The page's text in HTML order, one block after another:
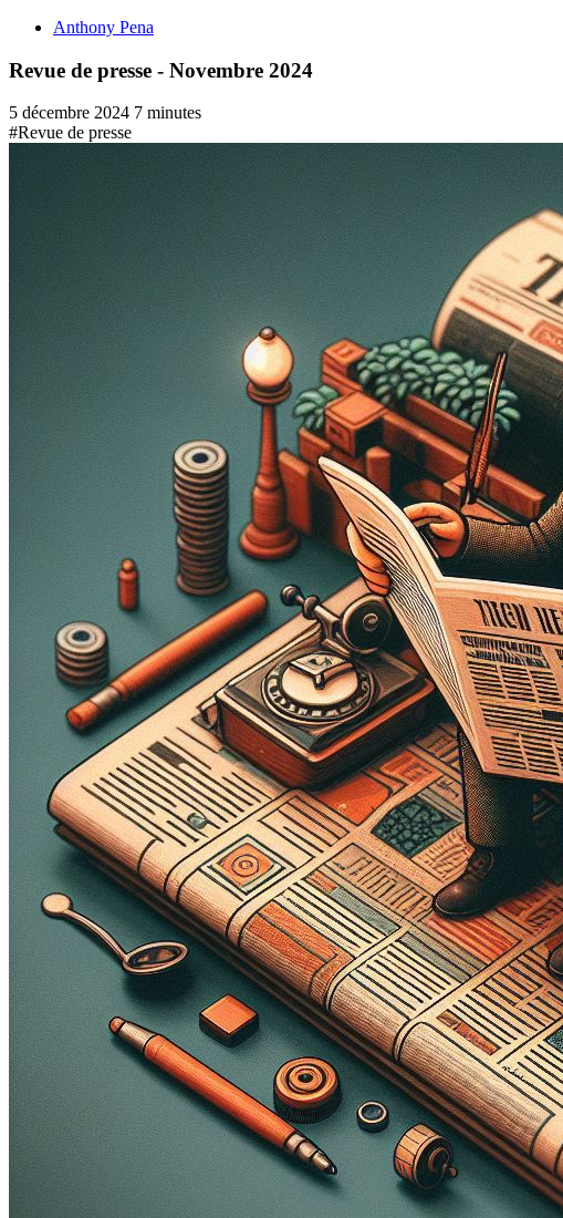
Anthony Pena
Revue de presse - Novembre 2024
5 décembre 2024 7 minutes
#Revue de presse